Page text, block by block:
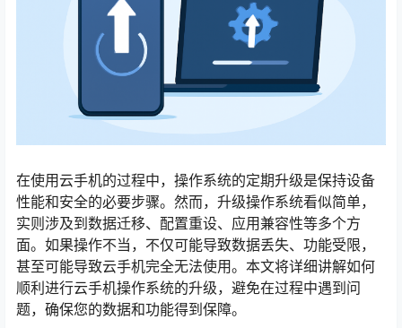
在使用云手机的过程中，操作系统的定期升级是保持设备
性能和安全的必要步骤。然而，升级操作系统看似简单，
实则涉及到数据迁移、配置重设、应用兼容性等多个方
面。如果操作不当，不仅可能导致数据丢失、功能受限，
甚至可能导致云手机完全无法使用。本文将详细讲解如何
顺利进行云手机操作系统的升级，避免在过程中遇到问
题，确保您的数据和功能得到保障。